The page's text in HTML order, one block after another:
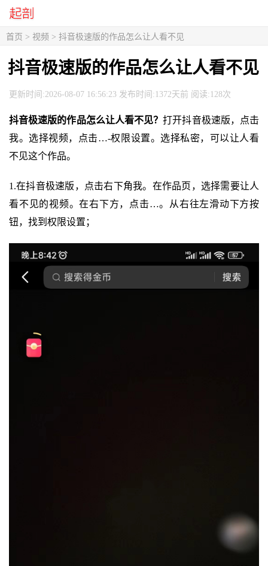
首页 > 视频 > 抖音极速版的作品怎么让人看不见
抖音极速版的作品怎么让人看不见
更新时间:2026-08-07 16:56:23 发布时间:1372天前 阅读:128次
抖音极速版的作品怎么让人看不见？打开抖音极速版，点击
我。选择视频，点击…-权限设置。选择私密，可以让人看
不见这个作品。
1.在抖音极速版，点击右下角我。在作品页，选择需要让人
看不见的视频。在右下方，点击…。从右往左滑动下方按
钮，找到权限设置；